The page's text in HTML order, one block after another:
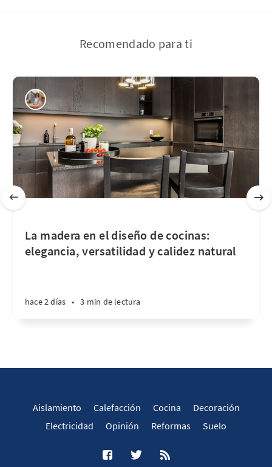
Recomendado para ti
La madera en el diseño de cocinas:
elegancia, versatilidad y calidez natural
hace 2 días • 3 min de lectura
Aislamiento Calefacción Cocina
Decoración
Electricidad
Opinión Reformas Suelo